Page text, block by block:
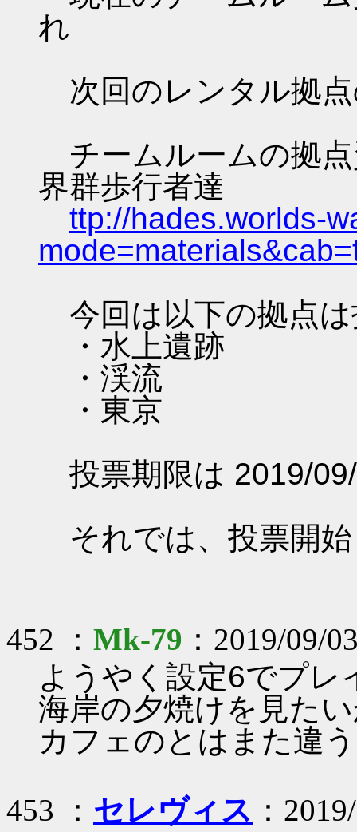
れ
次回のレンタル拠
チームルームの拠
界群歩行者達
ttp://hades.worlds-
今回は以下の拠点
・水上遺跡
・渓流
・東京
投票期限は 2019/
それでは、投票開
452 ： Mk-79 ：2019/09/
ようやく設定6でプ
海岸の夕焼けを見た
カフェのとはまた違
453 ： セレヴィス ：